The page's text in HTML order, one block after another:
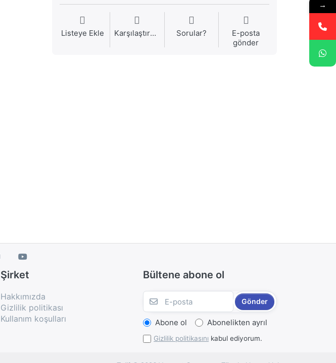
Listeye Ekle Karşılaştırma Sorular?
E-posta
gönder
Şirket
Hakkımızda
Gizlilik politikası
Kullanım koşulları
Bültene abone ol
Gönder
Abone ol Abonelikten ayrıl
Gizlilik politikasını kabul ediyorum.
→